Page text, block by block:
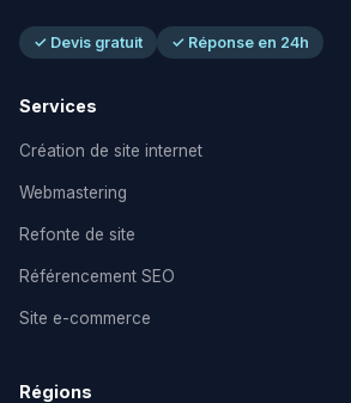
✓ Devis gratuit ✓ Réponse en 24h
Services
Création de site internet
Webmastering
Refonte de site
Référencement SEO
Site e-commerce
Régions